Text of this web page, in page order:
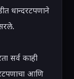
धान्दरटपणाने
सर्व काही
आणि